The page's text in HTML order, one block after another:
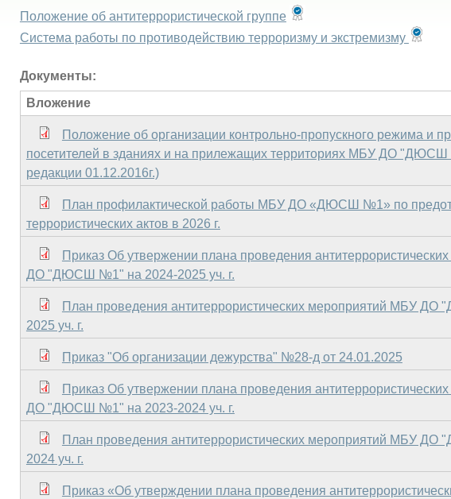
Положение об антитеррористической группе
Система работы по противодействию терроризму и экстремизму
Документы:
Вложение
Положение об организации контрольно-пропускного режима и
посетителей в зданиях и на прилежащих территориях МБУ ДО
редакции 01.12.2016г.)
План профилактической работы МБУ ДО «ДЮСШ №1» по
террористических актов в 2026 г.
Приказ Об утвержении плана проведения
ДО "ДЮСШ №1" на 2024-2025 уч. г.
План проведения антитеррористических мероприятий МБУ
2025 уч. г.
Приказ "Об организации дежурства" №28-д от 24.01.2025
Приказ Об утвержении плана проведения
ДО "ДЮСШ №1" на 2023-2024 уч. г.
План проведения антитеррористических мероприятий МБУ
2024 уч. г.
Приказ «Об утверждении плана проведения